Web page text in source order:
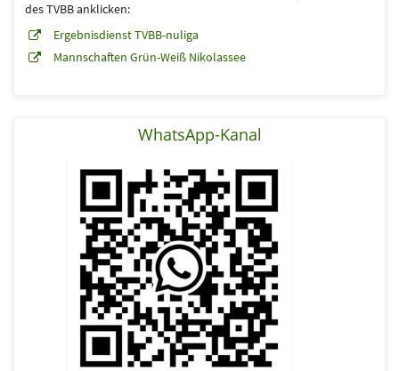
des TVBB anklicken:
Ergebnisdienst TVBB-nuliga
Mannschaften Grün-Weiß Nikolassee
WhatsApp-Kanal